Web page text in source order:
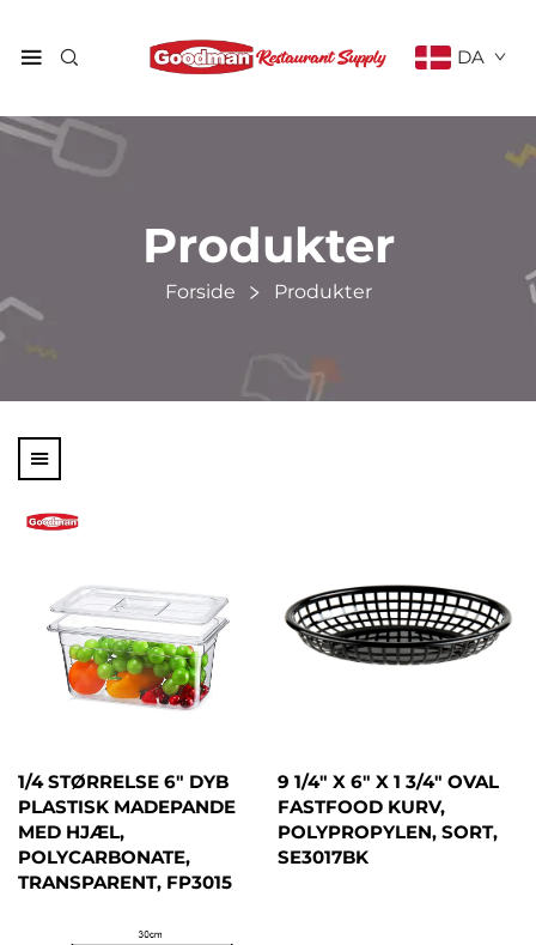
DA
Produkter
Forside Produkter
1/4 STØRRELSE 6" DYB
PLASTISK MADEPANDE
MED HJÆL,
POLYCARBONATE,
TRANSPARENT, FP3015
9 1/4" X 6" X 1 3/4" OVAL
FASTFOOD KURV,
POLYPROPYLEN, SORT,
SE3017BK